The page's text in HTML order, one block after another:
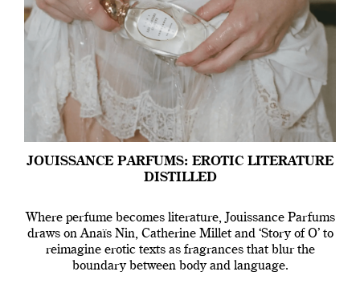
JOUISSANCE PARFUMS: EROTIC LITERATURE
DISTILLED
Where perfume becomes literature, Jouissance Parfums
draws on Anaïs Nin, Catherine Millet and ‘Story of O’ to
reimagine erotic texts as fragrances that blur the
boundary between body and language.